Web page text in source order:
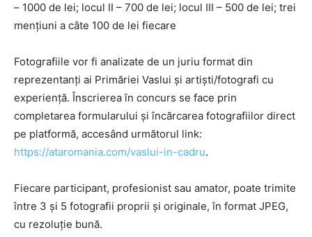
– 1000 de lei; locul II – 700 de lei; locul III – 500 de lei; trei
mențiuni a câte 100 de lei fiecare
Fotografiile vor fi analizate de un juriu format din
reprezentanți ai Primăriei Vaslui și artiști/fotografi cu
experiență. Înscrierea în concurs se face prin
completarea formularului și încărcarea fotografiilor direct
pe platformă, accesând următorul link:
https://ataromania.com/vaslui-in-cadru.
Fiecare participant, profesionist sau amator, poate trimite
între 3 și 5 fotografii proprii și originale, în format JPEG,
cu rezoluție bună.